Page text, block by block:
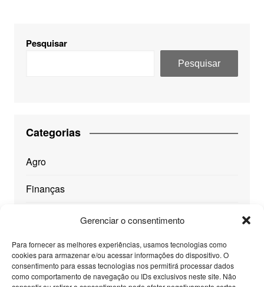
Gerenciar o consentimento
Para fornecer as melhores experiências, usamos tecnologias como
cookies para armazenar e/ou acessar informações do dispositivo. O
consentimento para essas tecnologias nos permitirá processar dados
como comportamento de navegação ou IDs exclusivos neste site. Não
Pesquisar
Pesquisar
Categorias
Agro
Finanças
Mundo
Saúde